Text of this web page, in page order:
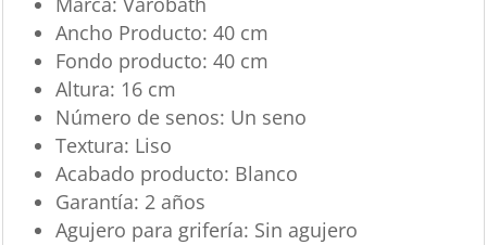
Ancho Producto: 40 cm
Fondo producto: 40 cm
Altura: 16 cm
Número de senos: Un seno
Textura: Liso
Acabado producto: Blanco
Garantía: 2 años
Agujero para grifería: Sin agujero